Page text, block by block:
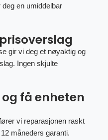
en umiddelbar
gir vi deg et nøyaktig og
Ingen skjulte
få enheten
vi reparasjonen raskt
måneders garanti.